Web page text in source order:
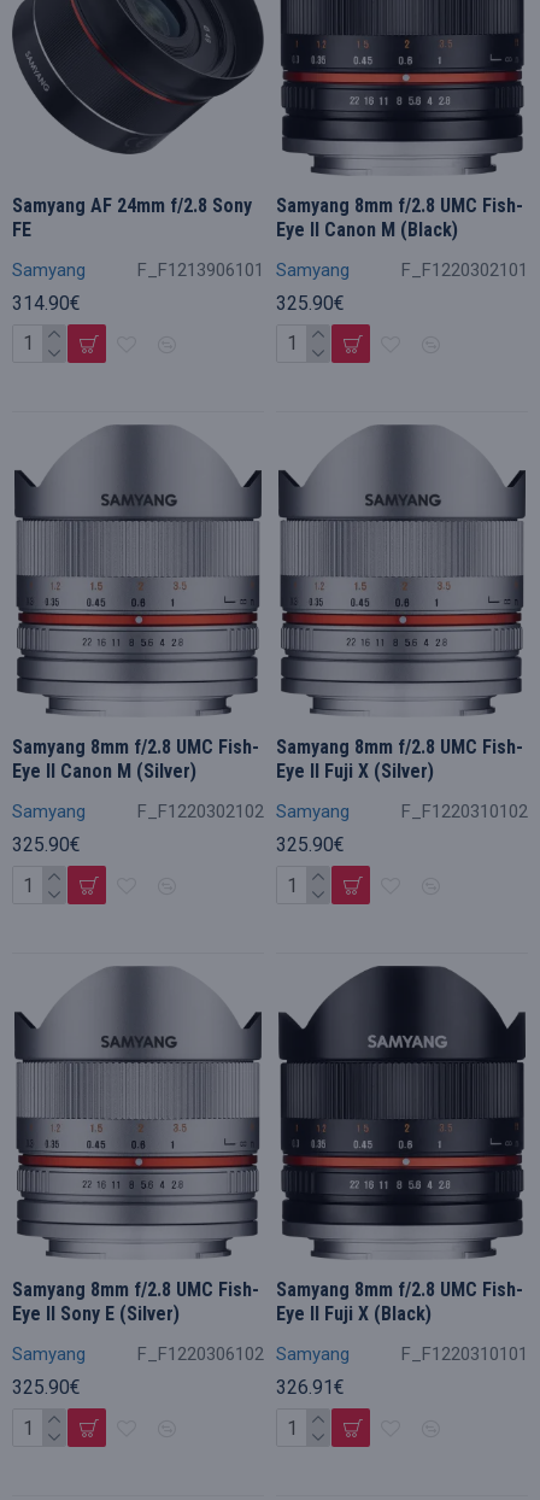
Samyang F_F1213906101
Samyang AF 24mm f/2.8 Sony
FE
314.90€
Samyang F_F1220302101
Samyang 8mm f/2.8 UMC Fish-
Eye II Canon M (Black)
325.90€
Samyang F_F1220302102
Samyang 8mm f/2.8 UMC Fish-
Eye II Canon M (Silver)
325.90€
Samyang F_F1220310102
Samyang 8mm f/2.8 UMC Fish-
Eye II Fuji X (Silver)
325.90€
Samyang F_F1220306102
Samyang 8mm f/2.8 UMC Fish-
Eye II Sony E (Silver)
325.90€
Samyang F_F1220310101
Samyang 8mm f/2.8 UMC Fish-
Eye II Fuji X (Black)
326.91€